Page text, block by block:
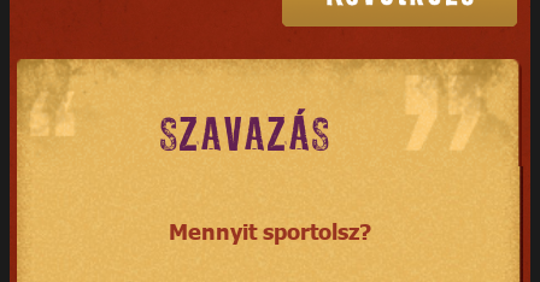
SZAVAZÁS
Mennyit sportolsz?